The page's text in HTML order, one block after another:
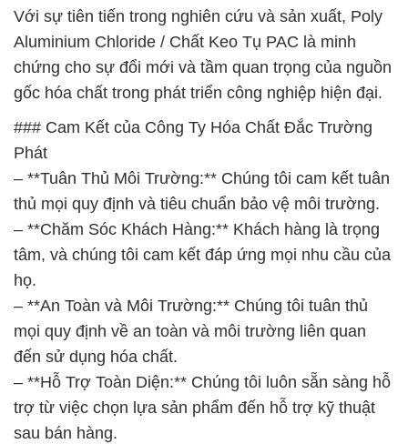
Với sự tiên tiến trong nghiên cứu và sản xuất, Poly
Aluminium Chloride / Chất Keo Tụ PAC là minh
chứng cho sự đổi mới và tầm quan trọng của nguồn
gốc hóa chất trong phát triển công nghiệp hiện đại.
### Cam Kết của Công Ty Hóa Chất Đắc Trường
Phát
– **Tuân Thủ Môi Trường:** Chúng tôi cam kết tuân
thủ mọi quy định và tiêu chuẩn bảo vệ môi trường.
– **Chăm Sóc Khách Hàng:** Khách hàng là trọng
tâm, và chúng tôi cam kết đáp ứng mọi nhu cầu của
họ.
– **An Toàn và Môi Trường:** Chúng tôi tuân thủ
mọi quy định về an toàn và môi trường liên quan
đến sử dụng hóa chất.
– **Hỗ Trợ Toàn Diện:** Chúng tôi luôn sẵn sàng hỗ
trợ từ việc chọn lựa sản phẩm đến hỗ trợ kỹ thuật
sau bán hàng.